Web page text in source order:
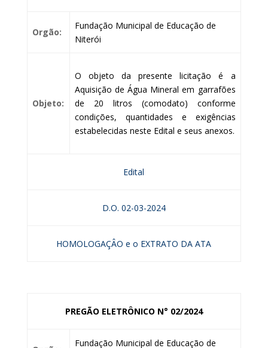
Orgão:
Fundação Municipal de Educação de
Niterói
Objeto:
O objeto da presente licitação é a
Aquisição de Água Mineral em garrafões
de 20 litros (comodato) conforme
condições, quantidades e exigências
estabelecidas neste Edital e seus anexos.
Edital
D.O. 02-03-2024
HOMOLOGAÇÂO e o EXTRATO DA ATA
PREGÃO ELETRÔNICO N° 02/2024
Fundação Municipal de Educação de